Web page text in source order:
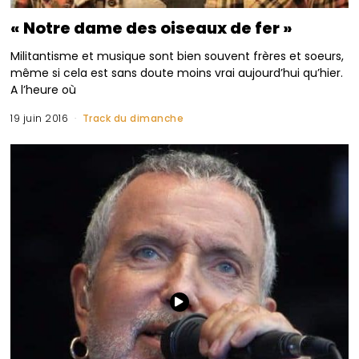
« Notre dame des oiseaux de fer »
Militantisme et musique sont bien souvent frères et soeurs,
même si cela est sans doute moins vrai aujourd’hui qu’hier.
A l’heure où
19 juin 2016 Track du dimanche